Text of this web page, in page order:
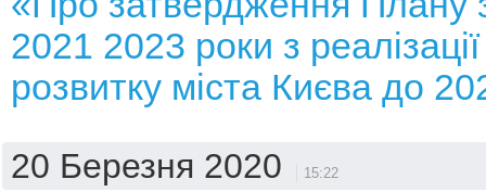
2021 2023 роки з реалізації
розвитку міста Києва до
20 Березня 2020 15:22